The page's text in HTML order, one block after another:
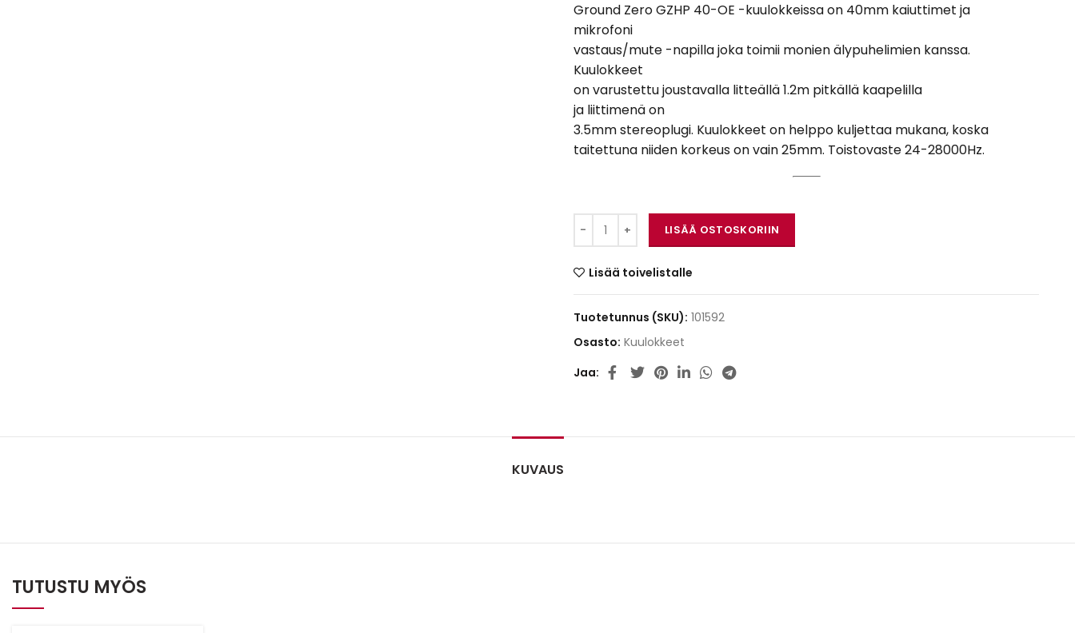
Ground Zero GZHP 40-OE -kuulokkeissa on 40mm kaiuttimet ja
mikrofoni
vastaus/mute -napilla joka toimii monien älypuhelimien kanssa.
Kuulokkeet
on varustettu joustavalla litteällä 1.2m pitkällä kaapelilla
ja liittimenä on
3.5mm stereoplugi. Kuulokkeet on helppo kuljettaa mukana, koska
taitettuna niiden korkeus on vain 25mm. Toistovaste 24-28000Hz.
Ground Zero GZHP 40-OE määrä
LISÄÄ OSTOSKORIIN
Lisää toivelistalle
Tuotetunnus (SKU): 101592
Osasto: Kuulokkeet
Jaa
KUVAUS
TUTUSTU MYÖS